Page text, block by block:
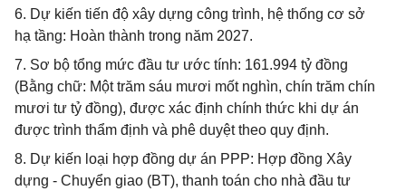
6. Dự kiến tiến độ xây dựng công trình, hệ thống cơ sở
hạ tầng: Hoàn thành trong năm 2027.
7. Sơ bộ tổng mức đầu tư ước tính: 161.994 tỷ đồng
(Bằng chữ: Một trăm sáu mươi mốt nghìn, chín trăm chín
mươi tư tỷ đồng), được xác định chính thức khi dự án
được trình thẩm định và phê duyệt theo quy định.
8. Dự kiến loại hợp đồng dự án PPP: Hợp đồng Xây
dựng - Chuyển giao (BT), thanh toán cho nhà đầu tư